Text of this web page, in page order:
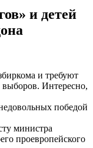
и детей
и требуют
выборов. Интересно,
министра
проевропейского